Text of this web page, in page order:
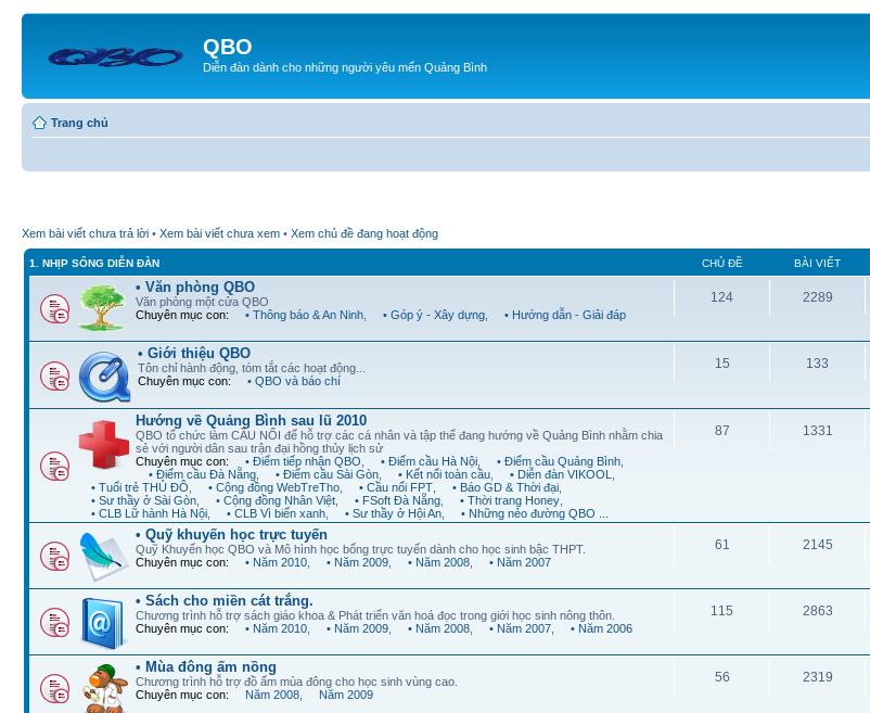
QBO
Diễn đàn dành cho những người yêu mến Quảng Bình
Trang chủ
Xem bài viết chưa trả lời • Xem bài viết chưa xem • Xem chủ đề đang hoạt động
1. NHỊP SỐNG DIỄN ĐÀN CHỦ ĐỀ BÀI VIẾT
• Văn phòng QBO
Văn phòng một cửa QBO
Chuyên mục con:
• Thông báo & An Ninh • Góp ý - Xây dựng • Hướng dẫn - Giải đáp
124 2289
• Giới thiệu QBO
Tôn chỉ hành động, tóm tắt các hoạt động...
Chuyên mục con:
• QBO và báo chí
15 133
Hướng về Quảng Bình sau lũ 2010
QBO tổ chức làm CẦU NỐI để hỗ trợ các cá nhân và tập thể đang hướng về Quảng Bình nhằm chia
sẻ với người dân sau trận đại hồng thủy lịch sử
Chuyên mục con:
• Điểm tiếp nhận QBO • Điểm cầu Hà Nội • Điểm cầu Quảng Bình
• Điểm cầu Đà Nẵng
• Điểm cầu Sài Gòn • Kết nối toàn cầu • Diễn đàn VIKOOL
• Tuổi trẻ THỦ ĐÔ
• Cộng đồng WebTreTho • Cầu nối FPT • Báo GD & Thời đại
• Sư thầy ở Sài Gòn
• Cộng đồng Nhân Việt • FSoft Đà Nẵng • Thời trang Honey
• CLB Lữ hành Hà Nội
• CLB Vì biển xanh • Sư thầy ở Hội An • Những nẻo đường QBO ...
87 1331
• Quỹ khuyến học trực tuyến
Quỹ Khuyến học QBO và Mô hình học bổng trực tuyến dành cho học sinh bậc THPT.
Chuyên mục con:
• Năm 2010 • Năm 2009 • Năm 2008 • Năm 2007
61 2145
• Sách cho miền cát trắng.
Chương trình hỗ trợ sách giáo khoa & Phát triển văn hoá đọc trong giới học sinh nông thôn.
Chuyên mục con:
• Năm 2010 • Năm 2009 • Năm 2008 • Năm 2007 • Năm 2006
115 2863
• Mùa đông ấm nồng
Chương trình hỗ trợ đồ ấm mùa đông cho học sinh vùng cao.
Chuyên mục con:
Năm 2008 Năm 2009
56 2319